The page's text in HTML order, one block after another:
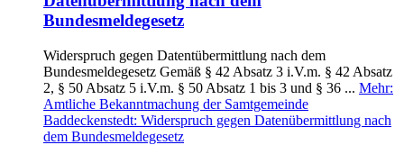
Bundesmeldegesetz
Widerspruch gegen Datentübermittlung nach dem
Bundesmeldegesetz Gemäß § 42 Absatz 3 i.V.m. § 42 Absatz
2, § 50 Absatz 5 i.V.m. § 50 Absatz 1 bis 3 und § 36 ... Mehr:
Amtliche Bekanntmachung der Samtgemeinde
Baddeckenstedt: Widerspruch gegen Datenübermittlung nach
dem Bundesmeldegesetz